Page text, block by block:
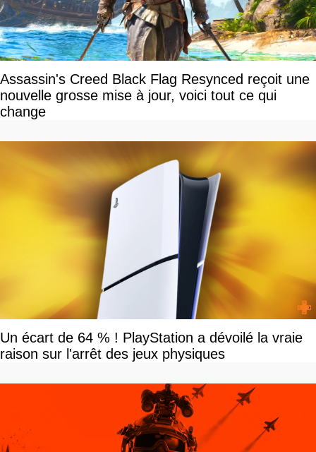
Assassin's Creed Black Flag Resynced reçoit une
nouvelle grosse mise à jour, voici tout ce qui
change
Un écart de 64 % ! PlayStation a dévoilé la vraie
raison sur l'arrêt des jeux physiques